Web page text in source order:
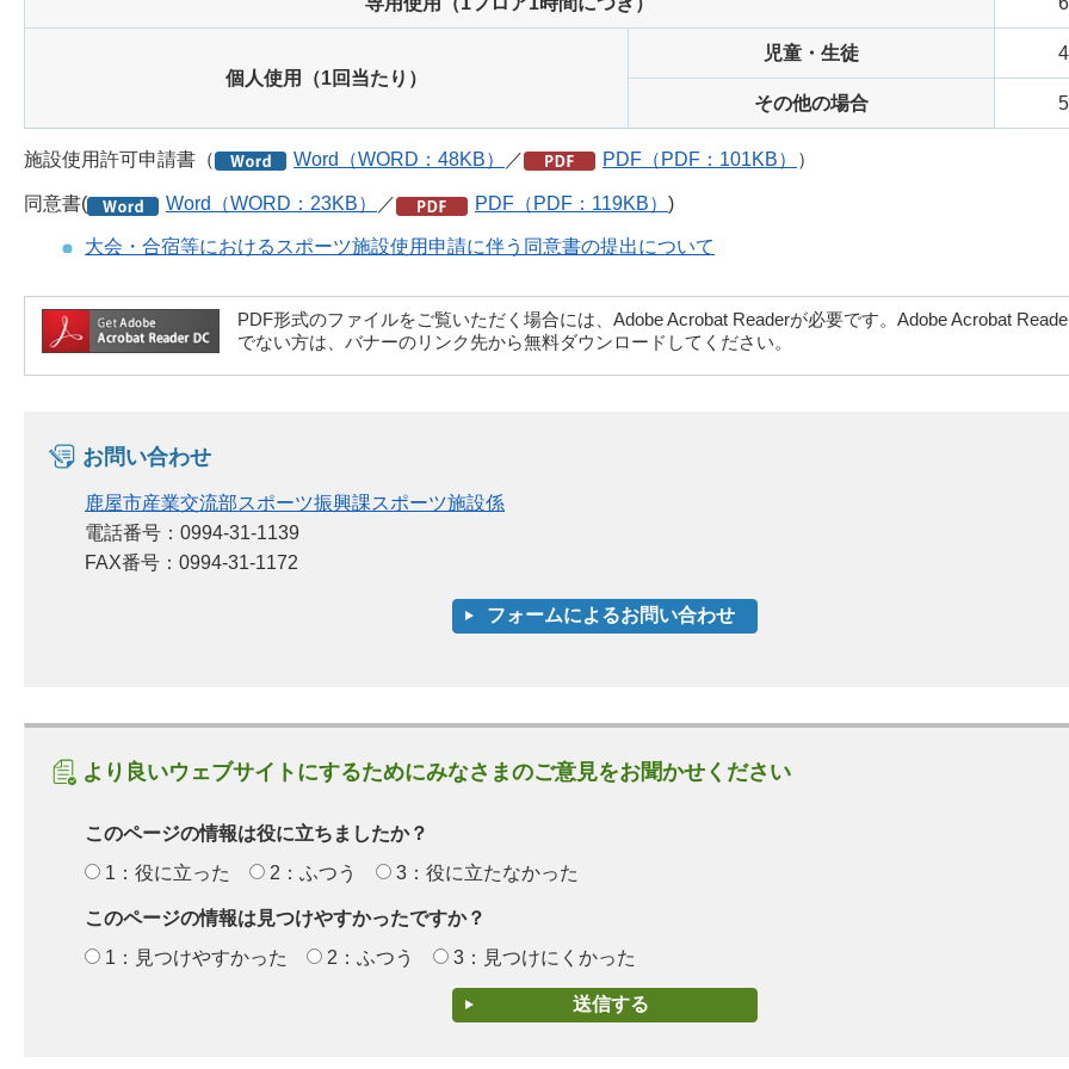
個人使用（1回当たり）
児童・生徒
その他の場合
施設使用許可申請書（ Word（WORD：48KB） ／ PDF（PDF：101KB） ）
同意書( Word（WORD：23KB） ／ PDF（PDF：119KB） )
大会・合宿等におけるスポーツ施設使用申請に伴う同意書の提出について
PDF形式のファイルをご覧いただく場合には、Adobe Acrobat Readerが必要です。Adobe Acrobat
でない方は、バナーのリンク先から無料ダウンロードしてください。
お問い合わせ
鹿屋市産業交流部スポーツ振興課スポーツ施設係
電話番号：0994-31-1139
FAX番号：0994-31-1172
より良いウェブサイトにするためにみなさまのご意見をお聞かせください
このページの情報は役に立ちましたか？
1：役に立った
2：ふつう 3：役に立たなかった
このページの情報は見つけやすかったですか？
1：見つけやすかった
2：ふつう 3：見つけにくかった